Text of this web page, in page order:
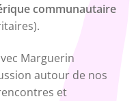
communautaire
Marguerin
autour de nos
et